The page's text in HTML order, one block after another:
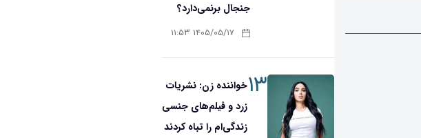
جنجال برنمی‌دارد؟
۱۴۰۵/۰۵/۱۷ ۱۱:۵۳
۱۳خواننده زن: نشریات
زرد و فیلم‌های جنسی
زندگی‌ام را تباه کردند